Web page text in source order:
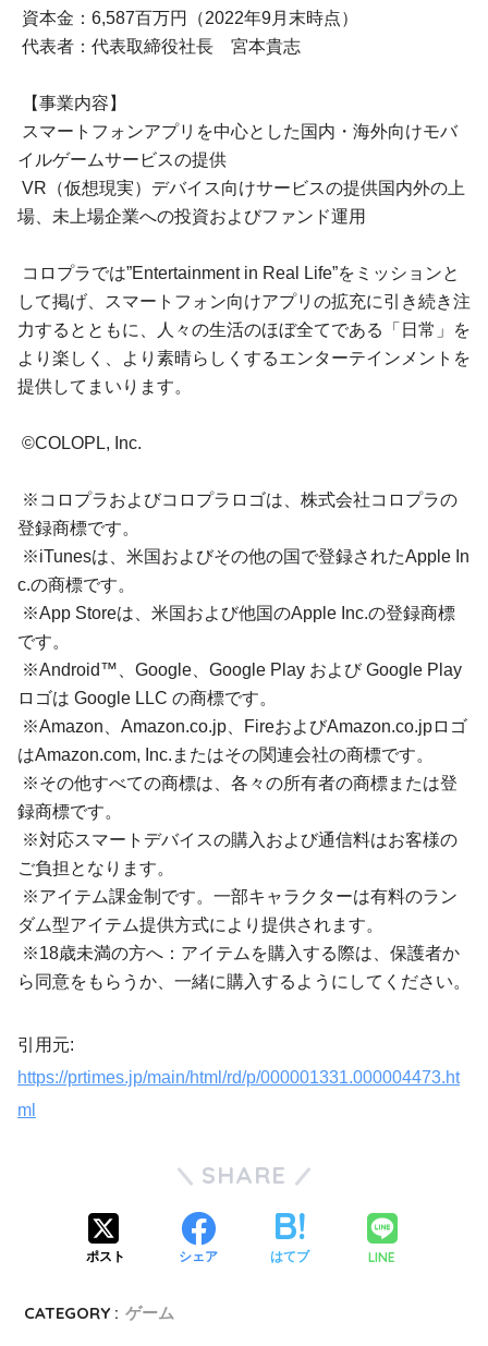
資本金：6,587百万円（2022年9月末時点）
代表者：代表取締役社長 宮本貴志
【事業内容】
スマートフォンアプリを中心とした国内・海外向けモバ
イルゲームサービスの提供
VR（仮想現実）デバイス向けサービスの提供国内外の上
場、未上場企業への投資およびファンド運用
コロプラでは”Entertainment in Real Life”をミッションと
して掲げ、スマートフォン向けアプリの拡充に引き続き注
力するとともに、人々の生活のほぼ全てである「日常」を
より楽しく、より素晴らしくするエンターテインメントを
提供してまいります。
©COLOPL, Inc.
※コロプラおよびコロプラロゴは、株式会社コロプラの
登録商標です。
※iTunesは、米国およびその他の国で登録されたApple In
c.の商標です。
※App Storeは、米国および他国のApple Inc.の登録商標
です。
※Android™、Google、Google Play および Google Play
ロゴは Google LLC の商標です。
※Amazon、Amazon.co.jp、FireおよびAmazon.co.jpロゴ
はAmazon.com, Inc.またはその関連会社の商標です。
※その他すべての商標は、各々の所有者の商標または登
録商標です。
※対応スマートデバイスの購入および通信料はお客様の
ご負担となります。
※アイテム課金制です。一部キャラクターは有料のラン
ダム型アイテム提供方式により提供されます。
※18歳未満の方へ：アイテムを購入する際は、保護者か
ら同意をもらうか、一緒に購入するようにしてください。
引用元:
https://prtimes.jp/main/html/rd/p/000001331.000004473.ht
ml
SHARE
ポスト シェア はてブ LINE
CATEGORY : ゲーム